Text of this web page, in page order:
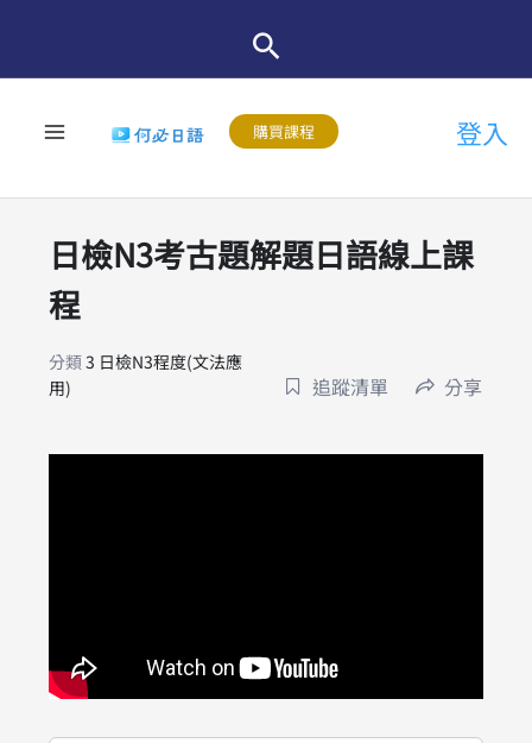
購買課程 登入
日檢N3考古題解題日語線上課
程
分類3 日檢N3程度(文法應
用)
追蹤清單 分享